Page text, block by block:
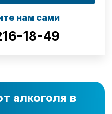
нам сами
18-49
алкоголя в